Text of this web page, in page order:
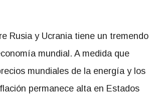
Rusia y Ucrania tiene un tremendo
mundial. A medida que
mundiales de la energía y los
permanece alta en Estados